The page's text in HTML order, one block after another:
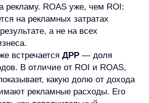
на результат
взять слишком короткий
выглядеть хуже, чем станет
— не учитывать
проекта могут принести
но разную прибыль. Для
разница.
атрибуцию
клиент увидел несколько